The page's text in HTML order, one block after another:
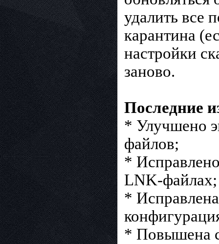
удалить все
карантина
настройки
заново.
Последние
* Улучшено
файлов;
*
LNK-файлах;
*
* Повышена